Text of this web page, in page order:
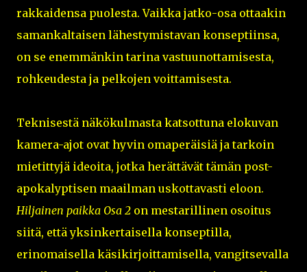
rakkaidensa puolesta. Vaikka jatko-osa ottaakin
samankaltaisen lähestymistavan konseptiinsa,
on se enemmänkin tarina vastuunottamisesta,
rohkeudesta ja pelkojen voittamisesta.
Teknisestä näkökulmasta katsottuna elokuvan
kamera-ajot ovat hyvin omaperäisiä ja tarkoin
mietittyjä ideoita, jotka herättävät tämän post-
apokalyptisen maailman uskottavasti eloon.
Hiljainen paikka Osa 2 on mestarillinen osoitus
siitä, että yksinkertaisella konseptilla,
erinomaisella käsikirjoittamisella, vangitsevalla